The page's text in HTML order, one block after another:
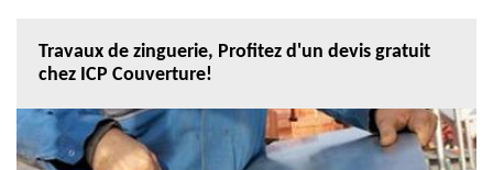
Travaux de zinguerie, Profitez d'un devis gratuit
chez ICP Couverture!